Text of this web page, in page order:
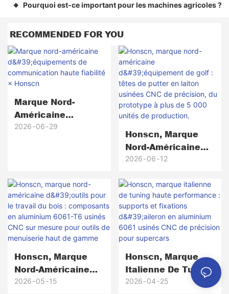
◆ Pourquoi est-ce important pour les machines agricoles ?
RECOMMENDED FOR YOU
Marque Nord-
Américaine
D'équipements De
2026 06 29
Honscn, Marque
Nord-Américaine
D'équipement De
Putter En Laiton
Usinées CNC De
Précision, Du
Prototype À Plus
De 5 000 Unités De
2026 06 12
Honscn, Marque
Nord-Américaine
D'outils Pour Le
2026 05 15
Honscn, Marque
Italienne De Tuning
Haute
2026 04 25